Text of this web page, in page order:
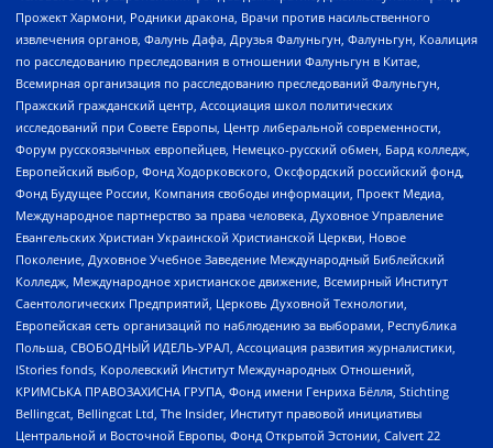
Прожект Хармони, Родники дракона, Врачи против насильственного
извлечения органов, Фалунь Дафа, Друзья Фалуньгун, Фалуньгун, Коалиция
по расследованию преследования в отношении Фалуньгун в Китае,
Всемирная организация по расследованию преследований Фалуньгун,
Пражский гражданский центр, Ассоциация школ политических
исследований при Совете Европы, Центр либеральной современности,
Форум русскоязычных европейцев, Немецко-русский обмен, Бард колледж,
Европейский выбор, Фонд Ходорковского, Оксфордский российский фонд,
Фонд Будущее России, Компания свободы информации, Проект Медиа,
Международное партнерство за права человека, Духовное Управление
Евангельских Христиан Украинской Христианской Церкви, Новое
Поколение, Духовное Учебное Заведение Международный Библейский
Колледж, Международное христианское движение, Всемирный Институт
Саентологических Предприятий, Церковь Духовной Технологии,
Европейская сеть организаций по наблюдению за выборами, Республика
Польша, СВОБОДНЫЙ ИДЕЛЬ-УРАЛ, Ассоциация развития журналистики,
IStories fonds, Королевский Институт Международных Отношений,
КРИМСЬКА ПРАВОЗАХИСНА ГРУПА, Фонд имени Генриха Бёлля, Stichting
Bellingcat, Bellingcat Ltd, The Insider, Институт правовой инициативы
Центральной и Восточной Европы, Фонд Открытой Эстонии, Calvert 22